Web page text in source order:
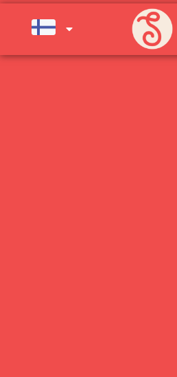
PALVELEMME
KLO 11-21)
SAAKKA JONKA
AVOINNA